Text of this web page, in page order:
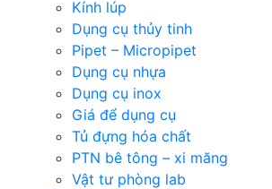
Kính lúp
Dụng cụ thủy tinh
Pipet – Micropipet
Dụng cụ nhựa
Dụng cụ inox
Giá để dụng cụ
Tủ đựng hóa chất
PTN bê tông – xi măng
Vật tư phòng lab